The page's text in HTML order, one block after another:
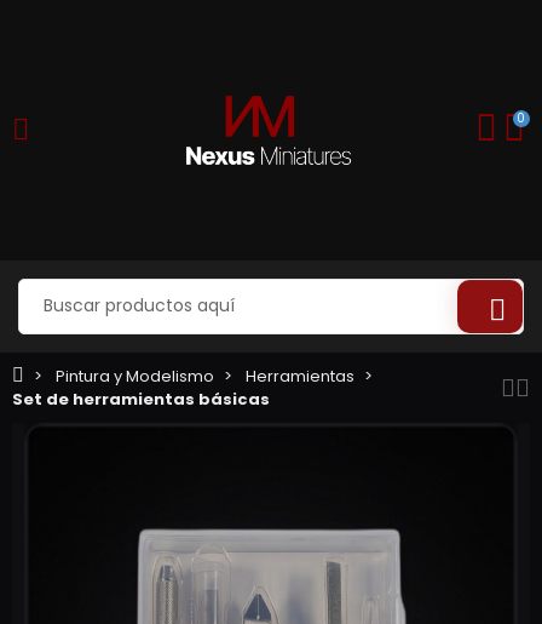
0
Pintura y Modelismo
Herramientas
Set de herramientas básicas